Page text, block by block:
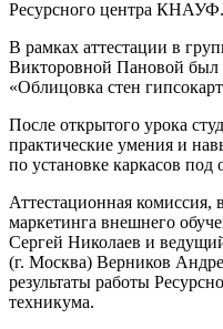
Ресурсного центра КНАУФ.
️В рамках аттестации в
Викторовной Пановой был
«Облицовка стен
️После открытого урока
практические умения и
по установке каркасов под
️Аттестационная комиссия,
маркетинга внешнего
Сергей Николаев и
(г. Москва) Верников
результаты работы
техникума.